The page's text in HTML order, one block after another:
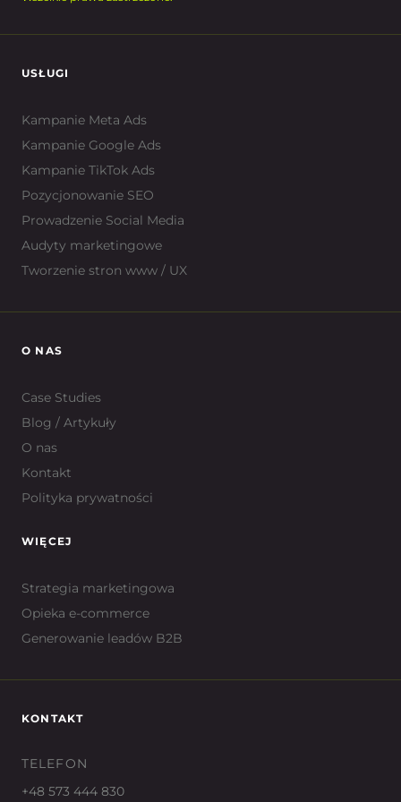
USŁUGI
Kampanie Meta Ads
Kampanie Google Ads
Kampanie TikTok Ads
Pozycjonowanie SEO
Prowadzenie Social Media
Audyty marketingowe
Tworzenie stron www / UX
O NAS
Case Studies
Blog / Artykuły
O nas
Kontakt
Polityka prywatności
WIĘCEJ
Strategia marketingowa
Opieka e-commerce
Generowanie leadów B2B
KONTAKT
TELEFON
+48 573 444 830